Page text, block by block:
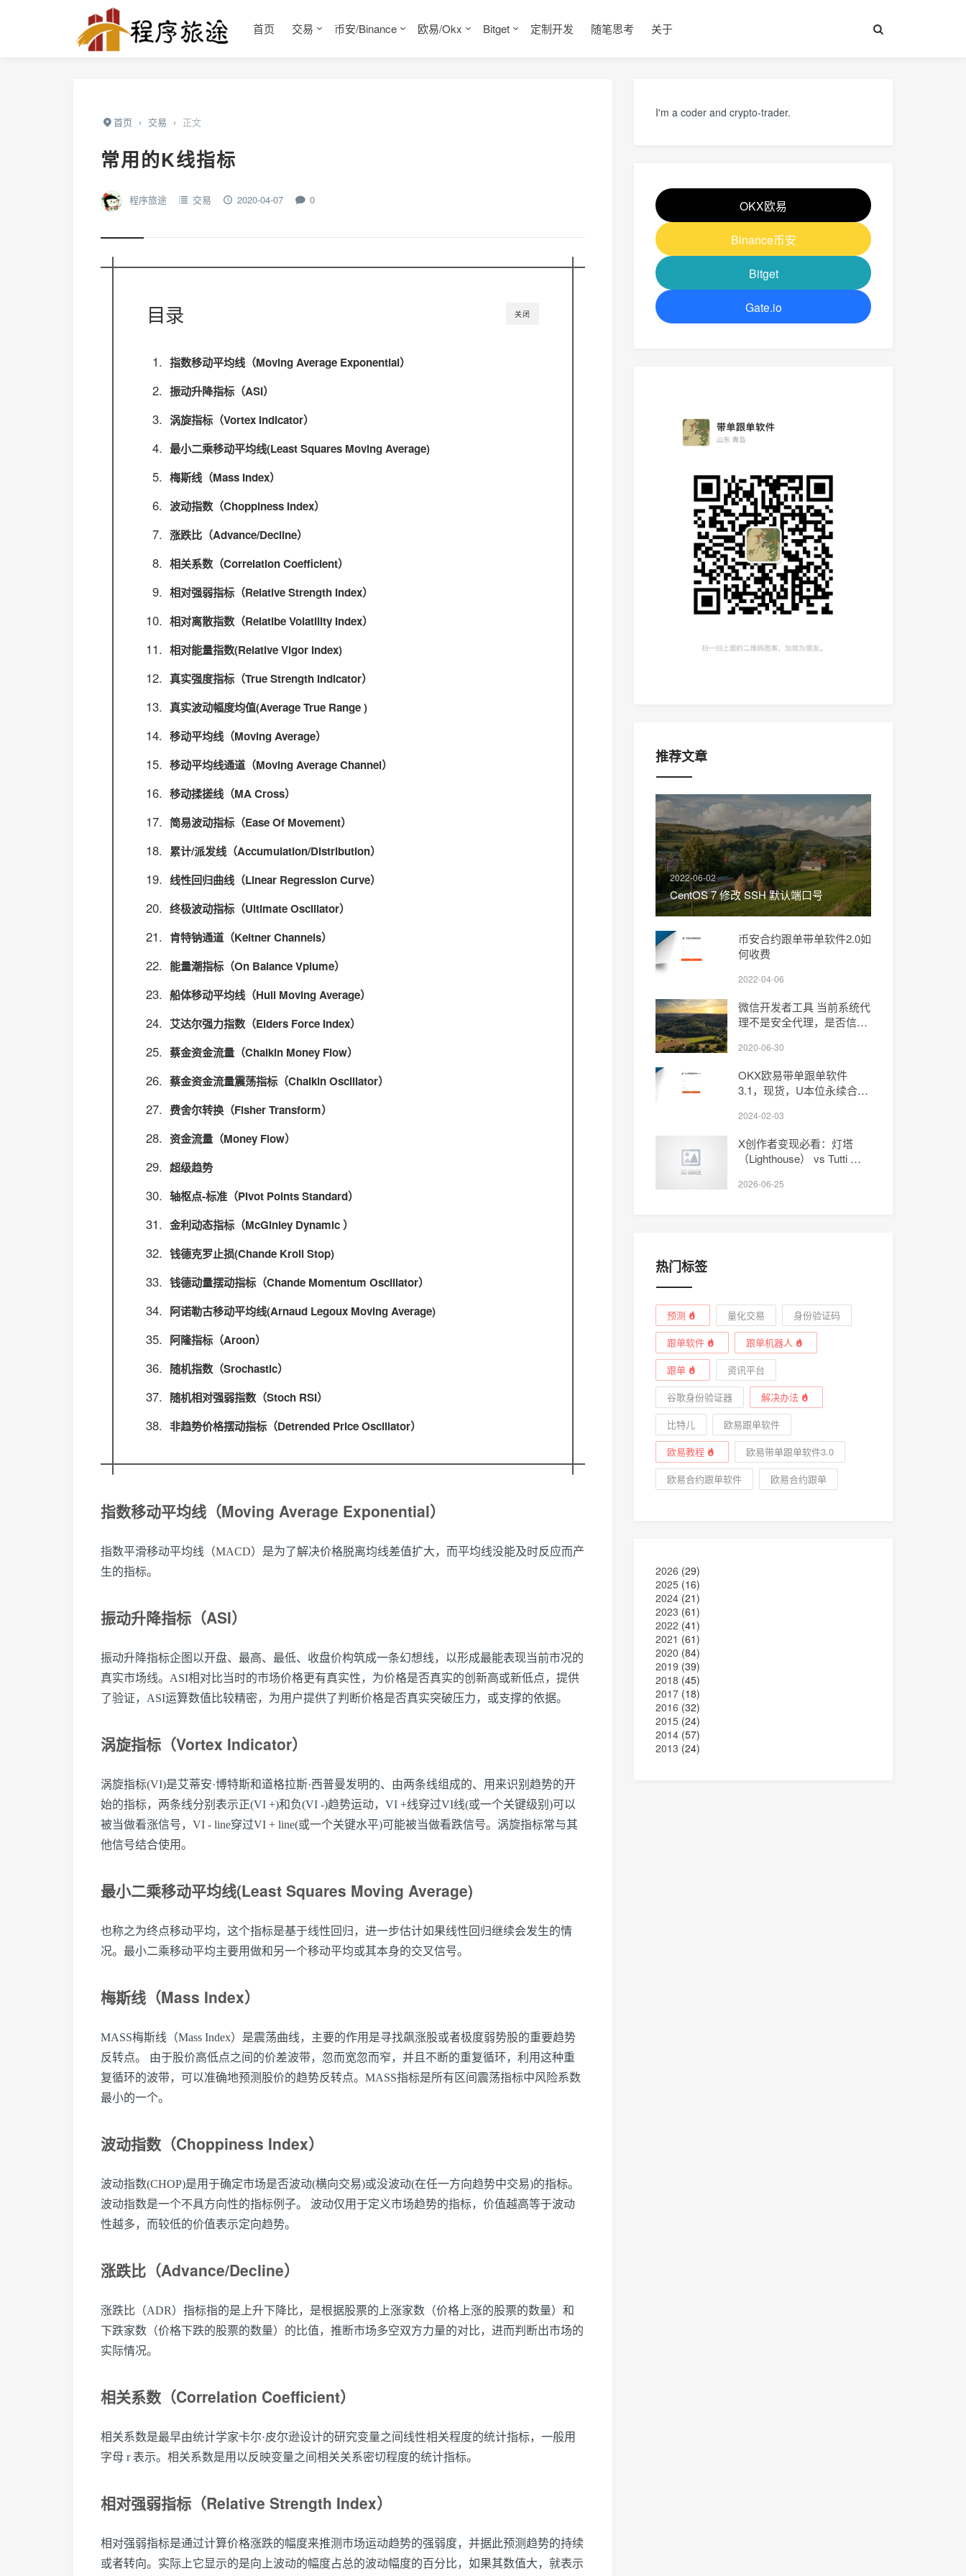
首页 交易 币安/Binance 欧易/Okx Bitget 定制开发 随笔思考 关于
首页 › 交易 › 正文
常用的K线指标
程序旅途 交易 2020-04-07 0
关闭
目录
指数移动平均线（Moving Average Exponential）
振动升降指标（ASI）
涡旋指标（Vortex Indicator）
最小二乘移动平均线(Least Squares Moving Average)
梅斯线（Mass Index）
波动指数（Choppiness Index）
涨跌比（Advance/Decline）
相关系数（Correlation Coefficient）
相对强弱指标（Relative Strength Index）
相对离散指数（Relatibe Volatility Index）
相对能量指数(Relative Vigor Index)
真实强度指标（True Strength Indicator）
真实波动幅度均值(Average True Range )
移动平均线（Moving Average）
移动平均线通道（Moving Average Channel）
移动揉搓线（MA Cross）
简易波动指标（Ease Of Movement）
累计/派发线（Accumulation/Distribution）
线性回归曲线（Linear Regression Curve）
终极波动指标（Ultimate Oscillator）
肯特钠通道（Keltner Channels）
能量潮指标（On Balance Vplume）
船体移动平均线（Hull Moving Average）
艾达尔强力指数（Elders Force Index）
蔡金资金流量（Chaikin Money Flow）
蔡金资金流量震荡指标（Chaikin Oscillator）
费舍尔转换（Fisher Transform）
资金流量（Money Flow）
超级趋势
轴枢点-标准（Pivot Points Standard）
金利动态指标（McGinley Dynamic ）
钱德克罗止损(Chande Kroll Stop)
钱德动量摆动指标（Chande Momentum Oscillator）
阿诺勒古移动平均线(Arnaud Legoux Moving Average)
阿隆指标（Aroon）
随机指数（Srochastic）
随机相对强弱指数（Stoch RSI）
非趋势价格摆动指标（Detrended Price Oscillator）
指数移动平均线（Moving Average Exponential）
指数平滑移动平均线（MACD）是为了解决价格脱离均线差值扩大，而平均线没能及时反应而产
生的指标。
振动升降指标（ASI）
振动升降指标企图以开盘、最高、最低、收盘价构筑成一条幻想线，以形成最能表现当前市况的
真实市场线。ASI相对比当时的市场价格更有真实性，为价格是否真实的创新高或新低点，提供
了验证，ASI运算数值比较精密，为用户提供了判断价格是否真实突破压力，或支撑的依据。
涡旋指标（Vortex Indicator）
涡旋指标(VI)是艾蒂安·博特斯和道格拉斯·西普曼发明的、由两条线组成的、用来识别趋势的开
始的指标，两条线分别表示正(VI +)和负(VI -)趋势运动，VI +线穿过VI线(或一个关键级别)可以
被当做看涨信号，VI - line穿过VI + line(或一个关键水平)可能被当做看跌信号。涡旋指标常与其
他信号结合使用。
最小二乘移动平均线(Least Squares Moving Average)
也称之为终点移动平均，这个指标是基于线性回归，进一步估计如果线性回归继续会发生的情
况。最小二乘移动平均主要用做和另一个移动平均或其本身的交叉信号。
梅斯线（Mass Index）
MASS梅斯线（Mass Index）是震荡曲线，主要的作用是寻找飙涨股或者极度弱势股的重要趋势
反转点。 由于股价高低点之间的价差波带，忽而宽忽而窄，并且不断的重复循环，利用这种重
复循环的波带，可以准确地预测股价的趋势反转点。MASS指标是所有区间震荡指标中风险系数
最小的一个。
波动指数（Choppiness Index）
波动指数(CHOP)是用于确定市场是否波动(横向交易)或没波动(在任一方向趋势中交易)的指标。
波动指数是一个不具方向性的指标例子。 波动仅用于定义市场趋势的指标，价值越高等于波动
性越多，而较低的价值表示定向趋势。
涨跌比（Advance/Decline）
涨跌比（ADR）指标指的是上升下降比，是根据股票的上涨家数（价格上涨的股票的数量）和
下跌家数（价格下跌的股票的数量）的比值，推断市场多空双方力量的对比，进而判断出市场的
实际情况。
相关系数（Correlation Coefficient）
相关系数是最早由统计学家卡尔·皮尔逊设计的研究变量之间线性相关程度的统计指标，一般用
字母 r 表示。相关系数是用以反映变量之间相关关系密切程度的统计指标。
相对强弱指标（Relative Strength Index）
相对强弱指标是通过计算价格涨跌的幅度来推测市场运动趋势的强弱度，并据此预测趋势的持续
或者转向。实际上它显示的是向上波动的幅度占总的波动幅度的百分比，如果其数值大，就表示
I'm a coder and crypto-trader.
OKX欧易
Binance币安
Bitget
Gate.io
推荐文章
2022-06-02
CentOS 7 修改 SSH 默认端口号
币安合约跟单带单软件2.0如
何收费
2022-04-06
微信开发者工具 当前系统代
理不是安全代理，是否信任
2020-06-30
OKX欧易带单跟单软件
3.1，现货，U本位永续合
合约，支持跨交易所
2024-02-03
X创作者变现必看：灯塔
（Lighthouse） vs Tutti 两
2026-06-25
热门标签
预测 量化交易
身份验证码
跟单软件
跟单机器人
跟单
资讯平台
谷歌身份验证器
解决办法
比特儿
欧易跟单软件
欧易教程
欧易带单跟单软件3.0
欧易合约跟单软件
欧易合约跟单
2026 (29)
2025 (16)
2024 (21)
2023 (61)
2022 (41)
2021 (61)
2020 (84)
2019 (39)
2018 (45)
2017 (18)
2016 (32)
2015 (24)
2014 (57)
2013 (24)